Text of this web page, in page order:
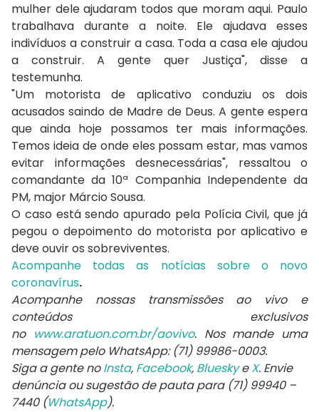
mulher dele ajudaram todos que moram aqui. Paulo
trabalhava durante a noite. Ele ajudava esses
indivíduos a construir a casa. Toda a casa ele ajudou
a construir. A gente quer Justiça", disse a
testemunha.
"Um motorista de aplicativo conduziu os dois
acusados saindo de Madre de Deus. A gente espera
que ainda hoje possamos ter mais informações.
Temos ideia de onde eles possam estar, mas vamos
evitar informações desnecessárias", ressaltou o
comandante da 10ª Companhia Independente da
PM, major Márcio Sousa.
O caso está sendo apurado pela Polícia Civil, que já
pegou o depoimento do motorista por aplicativo e
deve ouvir os sobreviventes.
Acompanhe todas as notícias sobre o novo
coronavírus.
Acompanhe nossas transmissões ao vivo e
conteúdos exclusivos
no www.aratuon.com.br/aovivo. Nos mande uma
mensagem pelo WhatsApp: (71) 99986-0003.
Siga a gente noInsta, Facebook, BlueskyeX. Envie
denúncia ou sugestão de pauta para (71) 99940 –
7440 (WhatsApp).